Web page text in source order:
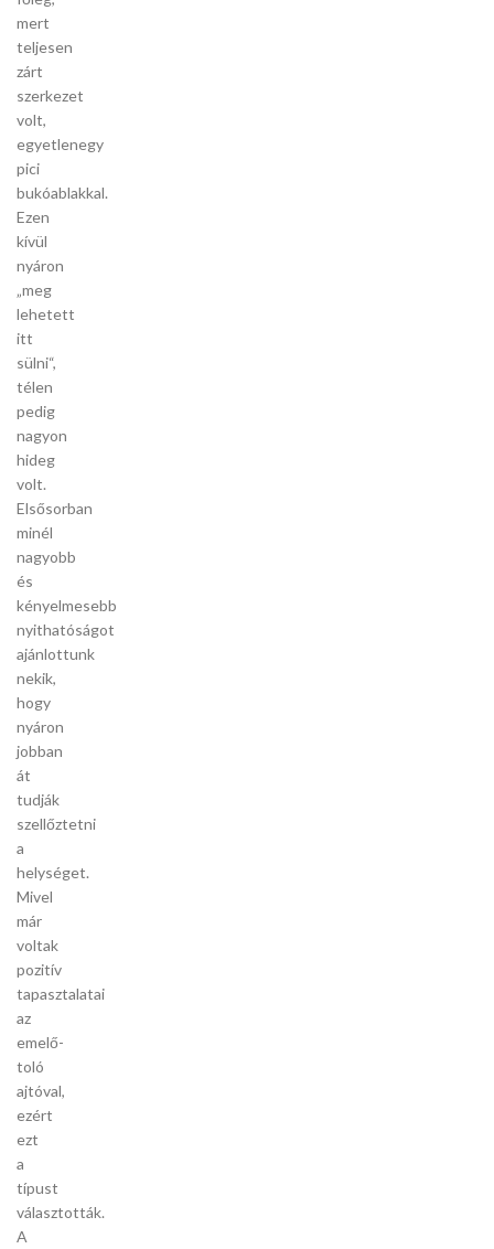
mert
teljesen
zárt
szerkezet
volt,
egyetlenegy
pici
bukóablakkal.
Ezen
kívül
nyáron
„meg
lehetett
itt
sülni“,
télen
pedig
nagyon
hideg
volt.
Elsősorban
minél
nagyobb
és
kényelmesebb
nyithatóságot
ajánlottunk
nekik,
hogy
nyáron
jobban
át
tudják
szellőztetni
a
helységet.
Mivel
már
voltak
pozitív
tapasztalatai
az
emelő-
toló
ajtóval,
ezért
ezt
a
típust
választották.
A